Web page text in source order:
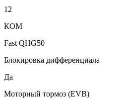
12
КОМ
Fast QHG50
Блокировка дифференциала
Да
Моторный тормоз (EVB)